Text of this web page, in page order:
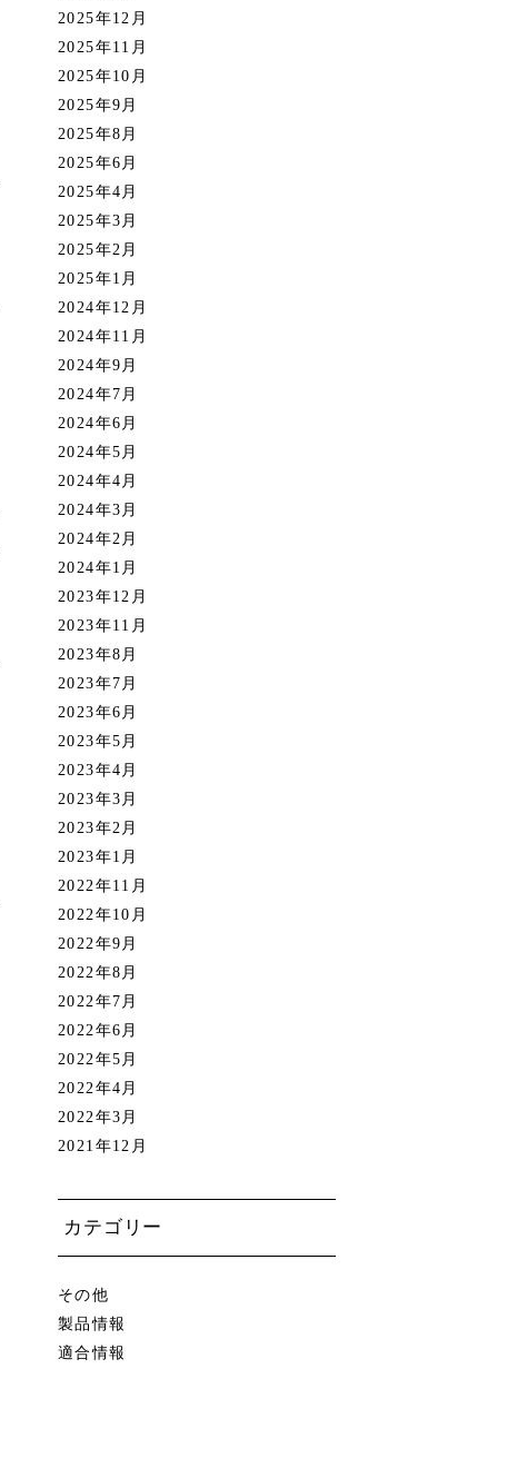
2025年12月
2025年11月
2025年10月
2025年9月
2025年8月
2025年6月
2025年4月
2025年3月
2025年2月
2025年1月
2024年12月
2024年11月
2024年9月
2024年7月
2024年6月
2024年5月
2024年4月
2024年3月
2024年2月
2024年1月
2023年12月
2023年11月
2023年8月
2023年7月
2023年6月
2023年5月
2023年4月
2023年3月
2023年2月
2023年1月
2022年11月
2022年10月
2022年9月
2022年8月
2022年7月
2022年6月
2022年5月
2022年4月
2022年3月
2021年12月
カテゴリー
その他
製品情報
適合情報